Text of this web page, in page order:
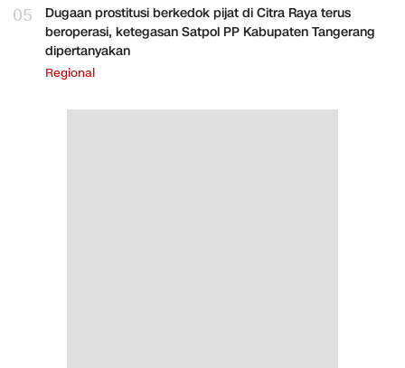
05
Dugaan prostitusi berkedok pijat di Citra Raya terus
beroperasi, ketegasan Satpol PP Kabupaten Tangerang
dipertanyakan
Regional